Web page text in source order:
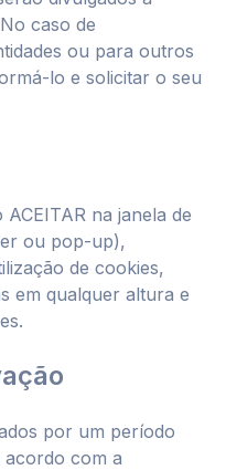
caso de
ou para outros
lo e solicitar o seu
na janela de
ou pop-up),
de cookies,
em qualquer altura e
por um período
com a